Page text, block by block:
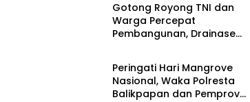
Gotong Royong TNI dan
Warga Percepat
Pembangunan, Drainase
Berita
Peringati Hari Mangrove
Nasional, Waka Polresta
Balikpapan dan Pemprov